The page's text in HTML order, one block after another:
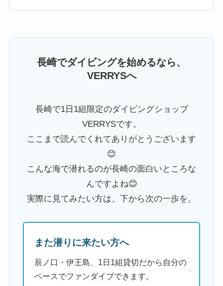
長崎でダイビングを始めるなら、
VERRYSへ
長崎で1日1組限定のダイビングショップ
VERRYSです。
ここまで読んでくれてありがとうございます
😊
こんな海で潜れるのが長崎の面白いところな
んですよね😊
実際に見てみたい方は、下から次の一歩を。
また潜りに来たい方へ
辰ノ口・伊王島、1日1組貸切だから自分の
ペースでファンダイブできます。